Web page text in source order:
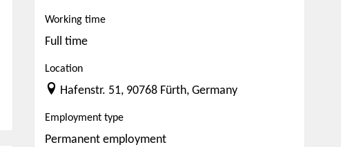
Working time
Full time
Location
Hafenstr. 51, 90768 Fürth, Germany
Employment type
Permanent employment